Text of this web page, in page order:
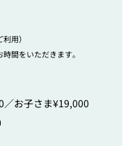
用）
間をいただきます。
お子さま¥19,000